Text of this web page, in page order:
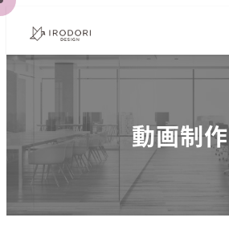
メ
ン
ン
移
動画制作